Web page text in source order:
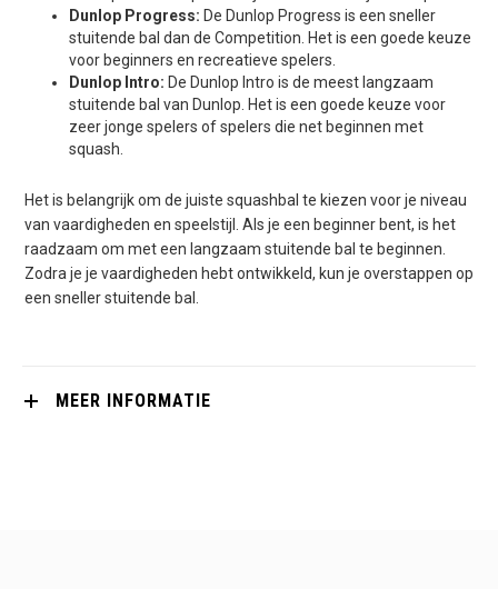
Dunlop Progress: De Dunlop Progress is een sneller
stuitende bal dan de Competition. Het is een goede keuze
voor beginners en recreatieve spelers.
Dunlop Intro: De Dunlop Intro is de meest langzaam
stuitende bal van Dunlop. Het is een goede keuze voor
zeer jonge spelers of spelers die net beginnen met
squash.
Het is belangrijk om de juiste squashbal te kiezen voor je niveau
van vaardigheden en speelstijl. Als je een beginner bent, is het
raadzaam om met een langzaam stuitende bal te beginnen.
Zodra je je vaardigheden hebt ontwikkeld, kun je overstappen op
een sneller stuitende bal.
MEER INFORMATIE